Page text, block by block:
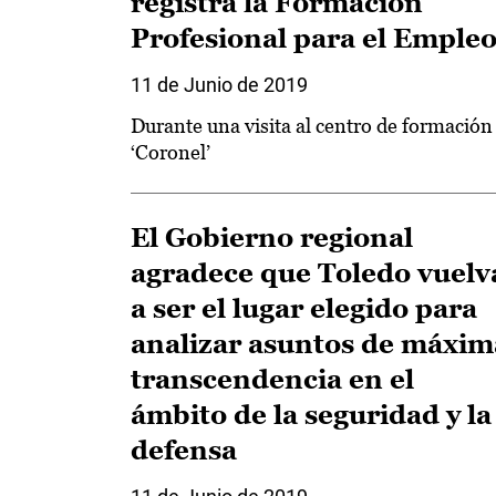
Profesional para el Empleo
11 de Junio de 2019
Durante una visita al centro de formación
‘Coronel’
El Gobierno regional
agradece que Toledo
a ser el lugar elegido para
analizar asuntos de
transcendencia en el
ámbito de la seguridad y la
defensa